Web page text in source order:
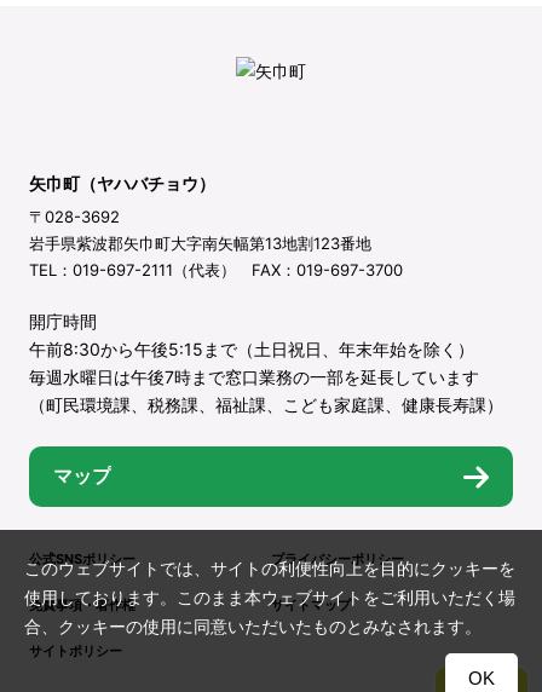
矢巾町（ヤハバチョウ）
〒028-3692
岩手県紫波郡矢巾町大字南矢幅第13地割123番地
TEL：019-697-2111（代表） FAX：019-697-3700
開庁時間
午前8:30から午後5:15まで（土日祝日、年末年始を除く）
毎週水曜日は午後7時まで窓口業務の一部を延長しています
（町民環境課、税務課、福祉課、こども家庭課、健康長寿課）
マップ
公式SNSポリシー プライバシーポリシー
免責事項・著作権 サイトマップ
サイトポリシー
このウェブサイトでは、サイトの利便性向上を目的にクッキーを
使用しております。このまま本ウェブサイトをご利用いただく場
合、クッキーの使用に同意いただいたものとみなされます。
OK